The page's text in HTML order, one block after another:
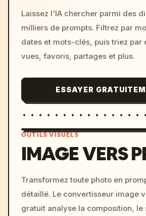
Laissez l'IA chercher parmi des
milliers de prompts. Filtrez par
dates et mots-clés, puis triez par
vues, favoris, partages et plus.
ESSAYER
c,
colors,
OUTILS VISUELS
IMAGE VERS
Transformez toute photo en
détaillé. Le convertisseur image
gratuit analyse la composition, le